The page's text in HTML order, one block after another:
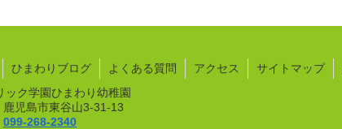
ひまわりブログ よくある質問 アクセス サイトマップ
ック学園ひまわり幼稚園
児島市東谷山3-31-13
099-268-2340